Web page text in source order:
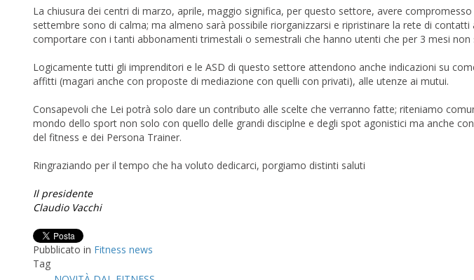
La chiusura dei centri di marzo, aprile, maggio significa, per questo settore, avere
settembre sono di calma; ma almeno sarà possibile riorganizzarsi e ripristinare la rete di
comportare con i tanti abbonamenti trimestali o semestrali che hanno utenti che per 3 mesi
Logicamente tutti gli imprenditori e le ASD di questo settore attendono anche indicazioni su
affitti (magari anche con proposte di mediazione con quelli con privati), alle utenze ai mutui.
Consapevoli che Lei potrà solo dare un contributo alle scelte che verranno fatte; riteniamo
mondo dello sport non solo con quello delle grandi disciplne e degli spot agonistici ma anche
del fitness e dei Persona Trainer.
Ringraziando per il tempo che ha voluto dedicarci, porgiamo distinti saluti
Il presidente
Claudio Vacchi
Pubblicato in Fitness news
Tag